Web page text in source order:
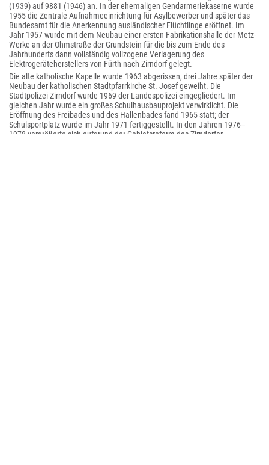
(1939) auf 9881 (1946) an. In der ehemaligen Gendarmeriekaserne wurde
1955 die Zentrale Aufnahmeeinrichtung für Asylbewerber und später das
Bundesamt für die Anerkennung ausländischer Flüchtlinge eröffnet. Im
Jahr 1957 wurde mit dem Neubau einer ersten Fabrikationshalle der Metz-
Werke an der Ohmstraße der Grundstein für die bis zum Ende des
Jahrhunderts dann vollständig vollzogene Verlagerung des
Elektrogeräteherstellers von Fürth nach Zirndorf gelegt.
Die alte katholische Kapelle wurde 1963 abgerissen, drei Jahre später der
Neubau der katholischen Stadtpfarrkirche St. Josef geweiht. Die
Stadtpolizei Zirndorf wurde 1969 der Landespolizei eingegliedert. Im
gleichen Jahr wurde ein großes Schulhausbauprojekt verwirklicht. Die
Eröffnung des Freibades und des Hallenbades fand 1965 statt; der
Schulsportplatz wurde im Jahr 1971 fertiggestellt. In den Jahren 1976–
1978 vergrößerte sich aufgrund der Gebietsreform das Zirndorfer